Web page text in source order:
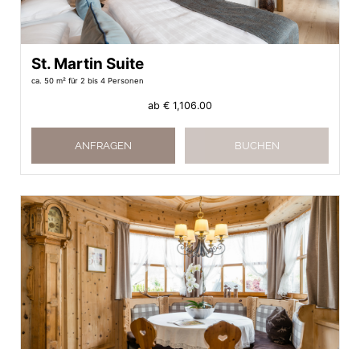
St. Martin Suite
ca. 50 m² für 2 bis 4 Personen
ab € 1,106.00
ANFRAGEN BUCHEN